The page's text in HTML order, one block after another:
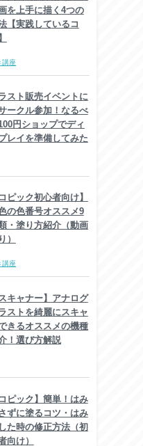
を上手に描く4つの
【実践しているコ
講座
スト販売イベントに
ークル参加！なるべ
円ショップでディ
レイを準備してみた
コピック初心者向け】
の色番号オススメ9
・塗り方紹介（動画
）
講座
スキャナー】アナログ
ストを綺麗にスキャ
きるオススメの機種
！選び方解説
コピック】簡単！はみ
ずに塗るコツ・はみ
た時の修正方法（初
向け）